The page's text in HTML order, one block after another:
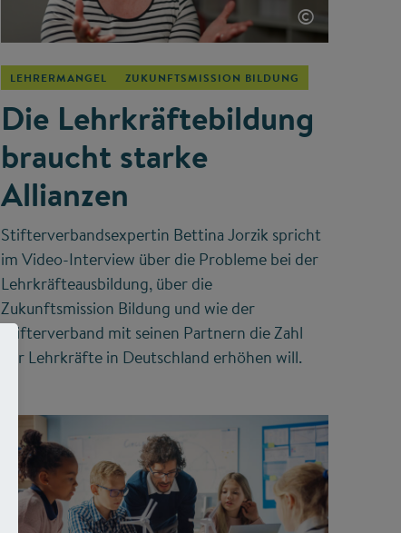
©
LEHRERMANGEL ZUKUNFTSMISSION BILDUNG
Die Lehrkräftebildung
braucht starke
Allianzen
Stifterverbandsexpertin Bettina Jorzik spricht
im Video-Interview über die Probleme bei der
Lehrkräfteausbildung, über die
Zukunftsmission Bildung und wie der
Stifterverband mit seinen Partnern die Zahl
der Lehrkräfte in Deutschland erhöhen will.